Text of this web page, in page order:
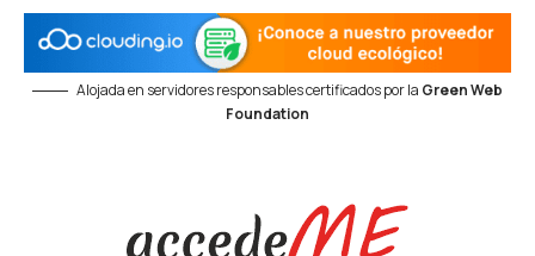
Alojada en servidores responsables certificados por la Green Web
Foundation